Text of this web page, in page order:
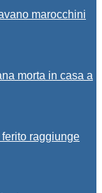
marocchini
morta in casa a
raggiunge